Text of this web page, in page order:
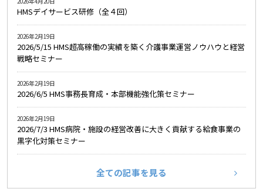
HMSデイサービス研修（全４回）
2026/5/15 HMS超高稼働の実績を築く介護事業運営ノウハウと経営
戦略セミナー
2026年2月19日
2026/6/5 HMS事務長育成・本部機能強化策セミナー
2026年2月19日
2026/7/3 HMS病院・施設の経営改善に大きく貢献する給食事業の
黒字化対策セミナー
2026年2月19日
全ての記事を見る